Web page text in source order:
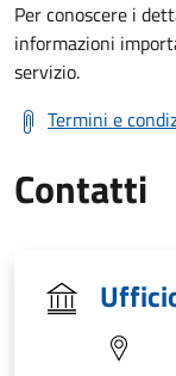
Per conoscere i
informazioni
servizio.
Termini e
Contatti